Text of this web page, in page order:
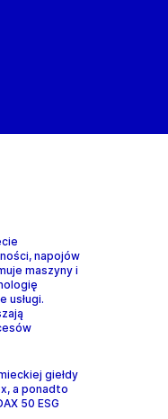
napojów
maszyny i
usługi.
giełdy
a ponadto
50 ESG